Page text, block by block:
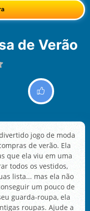
de Verão
jogo de moda
de verão. Ela
que ela viu em uma
todos os vestidos,
lista... mas ela não
um pouco de
guarda-roupa, ela
roupas. Ajude a